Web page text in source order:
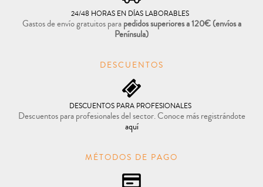
24/48 HORAS EN DÍAS LABORABLES
Gastos de envío gratuitos parapedidos superiores a 120€(envíos a
Península)
DESCUENTOS
DESCUENTOS PARA PROFESIONALES
Descuentos para profesionales del sector. Conoce más registrándote
aquí
MÉTODOS DE PAGO